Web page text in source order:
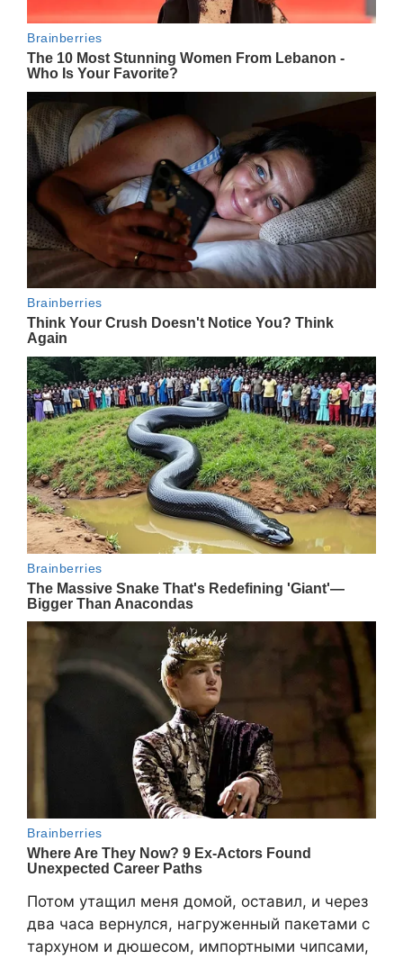
Потом утащил меня домой, оставил, и через
два часа вернулся, нагруженный пакетами с
тархуном и дюшесом, импортными чипсами,